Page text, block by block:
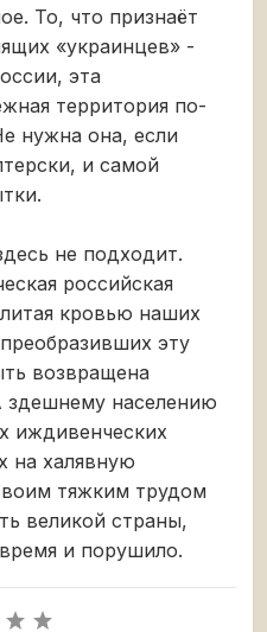
То, что признаёт
«украинцев» -
эта
территория по-
нужна она, если
и самой
не подходит.
российская
кровью наших
эту
возвращена
здешнему населению
иждивенческих
на халявную
тяжким трудом
великой страны,
и порушило.